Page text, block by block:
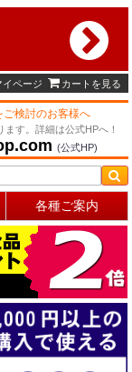
イページ カートを見る
検討のお客様へ
す。詳細は公式HPへ！
(公式HP)
各種ご案内